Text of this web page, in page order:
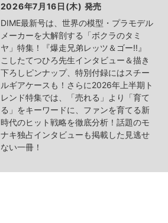
2026年7月16日(木) 発売
DIME最新号は、世界の模型・プラモデル
メーカーを大解剖する「ボクラのタミ
ヤ」特集！『爆走兄弟レッツ＆ゴー!!』
こしたてつひろ先生インタビュー＆描き
下ろしピンナップ、特別付録にはスチー
ルギアケースも！さらに2026年上半期ト
レンド特集では、「売れる」より「育て
る」をキーワードに、ファンを育てる新
時代のヒット戦略を徹底分析！話題のモ
ナキ独占インタビューも掲載した見逃せ
ない一冊！